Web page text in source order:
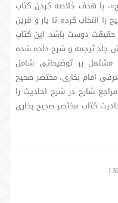
با هدف خلاصه کردن کتاب
را انتخاب کرده تا یار و قرین
دوست باشد. این کتاب
جلد ترجمه و شرح داده شده
45 صفحه ای مشتمل بر توضیحاتی شامل
امام بخاری، مختصر صحیح
شارح در شرح احادیث را
کتاب مختصر صحیح بخاری